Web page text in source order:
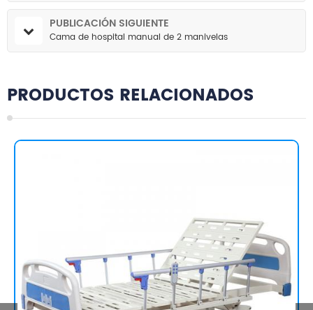
PUBLICACIÓN SIGUIENTE
Cama de hospital manual de 2 manivelas
PRODUCTOS RELACIONADOS